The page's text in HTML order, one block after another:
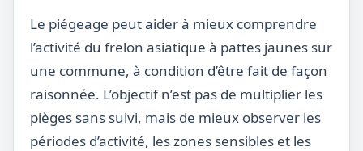
Le piégeage peut aider à mieux comprendre
l’activité du frelon asiatique à pattes jaunes sur
une commune, à condition d’être fait de façon
raisonnée. L’objectif n’est pas de multiplier les
pièges sans suivi, mais de mieux observer les
périodes d’activité, les zones sensibles et les